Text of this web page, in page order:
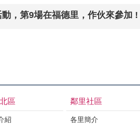
，第9場在福德里，作伙來參加 !
區
紹
鄰里社區
各里簡介